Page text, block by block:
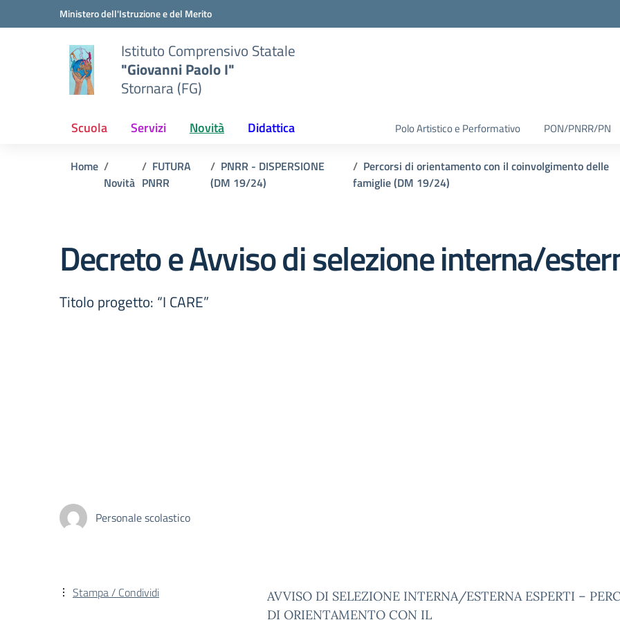
Vai ai contenuti
Vai al menu di navigazioneMinistero dell'Istruzione e del Merito
Istituto Comprensivo Statale
"Giovanni Paolo I"
Stornara (FG)
Scuola Servizi Novità Didattica Polo Artistico e Performativo PON/PNRR/PN
Home
Novità
FUTURA
PNRR
PNRR - DISPERSIONE
(DM 19/24)
Percorsi di orientamento con il coinvolgimento delle
famiglie (DM 19/24)
Decreto e Avviso di selezione interna/
Titolo progetto: “I CARE”
Personale scolastico
AVVISO DI SELEZIONE INTERNA/ESTERNA ESPERTI –
DI ORIENTAMENTO CON IL
Stampa / Condividi